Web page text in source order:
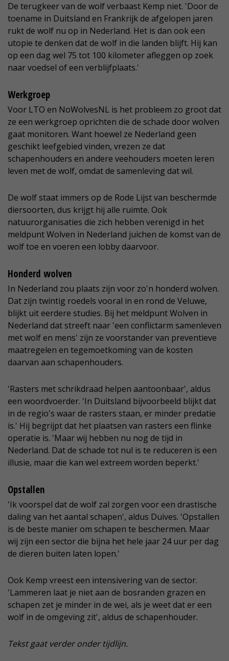
De terugkeer van de wolf verbaast Kemp niet. 'Door de
toename in Duitsland en Frankrijk de afgelopen jaren
rukt de wolf nu op in Nederland. Het is dan ook een
utopie te denken dat de wolf in die landen blijft. Hij kan
op een dag wel 75 tot 100 kilometer afleggen op zoek
naar voedsel of een verblijfplaats.'
Werkgroep
Voor LTO en NoWolvesNL is het probleem zo groot dat
ze een werkgroep oprichten die de schade door wolven
gaat monitoren. Want hoewel ze Nederland geen
geschikt leefgebied vinden, vrezen ze dat
schapenhouders en andere veehouders moeten leren
leven met de wolf, omdat de samenleving dat wil.
De wolf staat immers op de Rode Lijst van beschermde
diersoorten, dus krijgt hij alle ruimte. Ook
natuurorganisaties die zich hebben verenigd in het
meldpunt Wolven in Nederland juichen de komst van de
wolf toe en voeren een lobby daarvoor.
Honderd wolven
In Nederland zou plaats zijn voor zo'n honderd wolven.
Dat zijn twintig roedels vooral in en rond de Veluwe,
blijkt uit eerdere studies. Bij het meldpunt Wolven in
Nederland dat streeft naar 'een conflictarm samenleven
met wolf en mens' zijn ze voorstander van preventieve
maatregelen en tegemoetkoming van de kosten
daarvan aan schapenhouders.
'Rasters met schrikdraad helpen aantoonbaar', aldus
een woordvoerder. 'In Duitsland bijvoorbeeld blijkt dat
in de regio's waar de rasters staan, er minder predatie
is.' Hij begrijpt dat het plaatsen van rasters een flinke
operatie is. 'Maar wij hebben nu nog de tijd in
Nederland. Dat de schade tot nul is te reduceren is een
illusie, maar die kan wel extreem worden beperkt.'
Opstallen
'Ik voorspel dat de wolf zal zorgen voor een drastische
daling van het aantal schapen', aldus Duives. 'Opstallen
is de beste manier om schapen te beschermen. Maar
wij zijn een sector die bijna het hele jaar 24 uur per dag
de dieren buiten laten lopen.'
Ook Kemp vreest een intensivering van de sector.
'Lammeren laat je niet aan de bosranden grazen en
schapen zet je minder in de wei, als je weet dat er een
wolf in de omgeving zit', aldus de schapenhouder.
Tekst gaat verder onder tijdlijn.